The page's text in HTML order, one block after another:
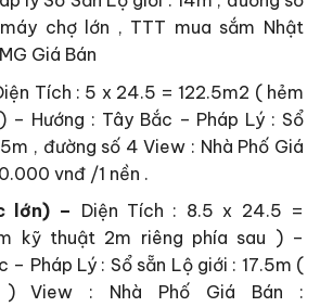
chợ lớn , TTT mua sắm Nhật
Giá Bán
Tích : 5 x 24.5 = 122.5m2 ( hẻm
– Hướng : Tây Bắc – Pháp Lý : Sổ
, đường số 4 View : Nhà Phố Giá
vnđ /1 nền .
lớn) – Diện Tích : 8.5 x 24.5 =
kỹ thuật 2m riêng phía sau ) –
– Pháp Lý : Sổ sẵn Lộ giới : 17.5m (
View : Nhà Phố Giá Bán :